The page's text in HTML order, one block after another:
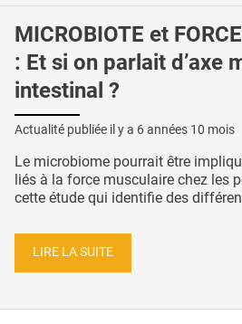
MICROBIOTE et
: Et si on parlait d’axe
intestinal ?
Actualité publiée il y a 6 années 10 mois
Le microbiome pourrait être
liés à la force musculaire chez les
cette étude qui identifie des
LIRE LA SUITE